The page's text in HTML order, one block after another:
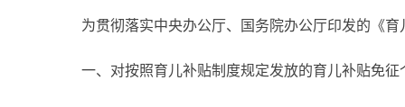
为贯彻落实中央办公厅、国务院办公厅印发的《育
一、对按照育儿补贴制度规定发放的育儿补贴免征